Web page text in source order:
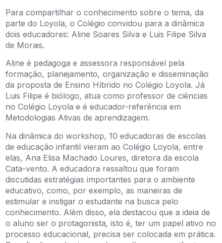
Para compartilhar o conhecimento sobre o tema, da
parte do Loyola, o Colégio convidou para a dinâmica
dois educadores: Aline Soares Silva e Luis Filipe Silva
de Morais.
Aline é pedagoga e assessora responsável pela
formação, planejamento, organização e disseminação
da proposta de Ensino Híbrido no Colégio Loyola. Já
Luis Filipe é biólogo, atua como professor de ciências
no Colégio Loyola e é educador-referência em
Metodologias Ativas de aprendizagem.
Na dinâmica do workshop, 10 educadoras de escolas
de educação infantil vieram ao Colégio Loyola, entre
elas, Ana Elisa Machado Loures, diretora da escola
Cata-vento. A educadora ressaltou que foram
discutidas estratégias importantes para o ambiente
educativo, como, por exemplo, as maneiras de
estimular e instigar o estudante na busca pelo
conhecimento. Além disso, ela destacou que a ideia de
o aluno ser o protagonista, isto é, ter um papel ativo no
processo educacional, precisa ser colocada em prática.